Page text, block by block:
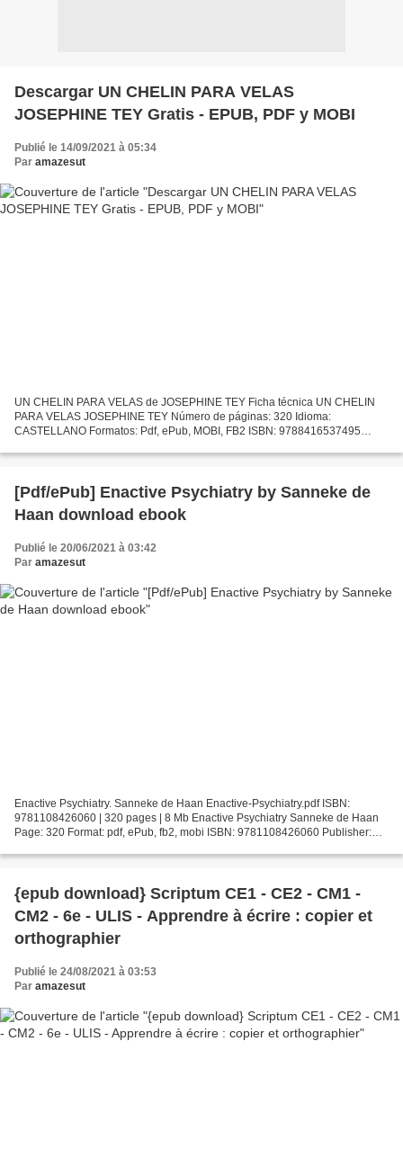
Descargar UN CHELIN PARA VELAS
JOSEPHINE TEY Gratis - EPUB, PDF y MOBI
Publié le 14/09/2021 à 05:34
Par amazesut
UN CHELIN PARA VELAS de JOSEPHINE TEY Ficha técnica UN CHELIN
PARA VELAS JOSEPHINE TEY Número de páginas: 320 Idioma:
CASTELLANO Formatos: Pdf, ePub, MOBI, FB2 ISBN: 9788416537495
libros...
[Pdf/ePub] Enactive Psychiatry by Sanneke de
Haan download ebook
Publié le 20/06/2021 à 03:42
Par amazesut
Enactive Psychiatry. Sanneke de Haan Enactive-Psychiatry.pdf ISBN:
9781108426060 | 320 pages | 8 Mb Enactive Psychiatry Sanneke de Haan
Page: 320 Format: pdf, ePub, fb2, mobi ISBN: 9781108426060 Publisher:
{epub download} Scriptum CE1 - CE2 - CM1 -
CM2 - 6e - ULIS - Apprendre à écrire : copier et
orthographier
Publié le 24/08/2021 à 03:53
Par amazesut